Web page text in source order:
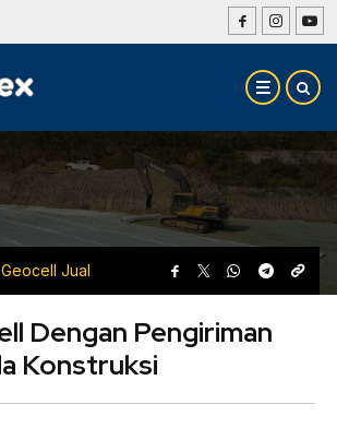
Jual
Dengan Pengiriman
Konstruksi